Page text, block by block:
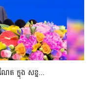
ែត ក្នុង សន្ន...